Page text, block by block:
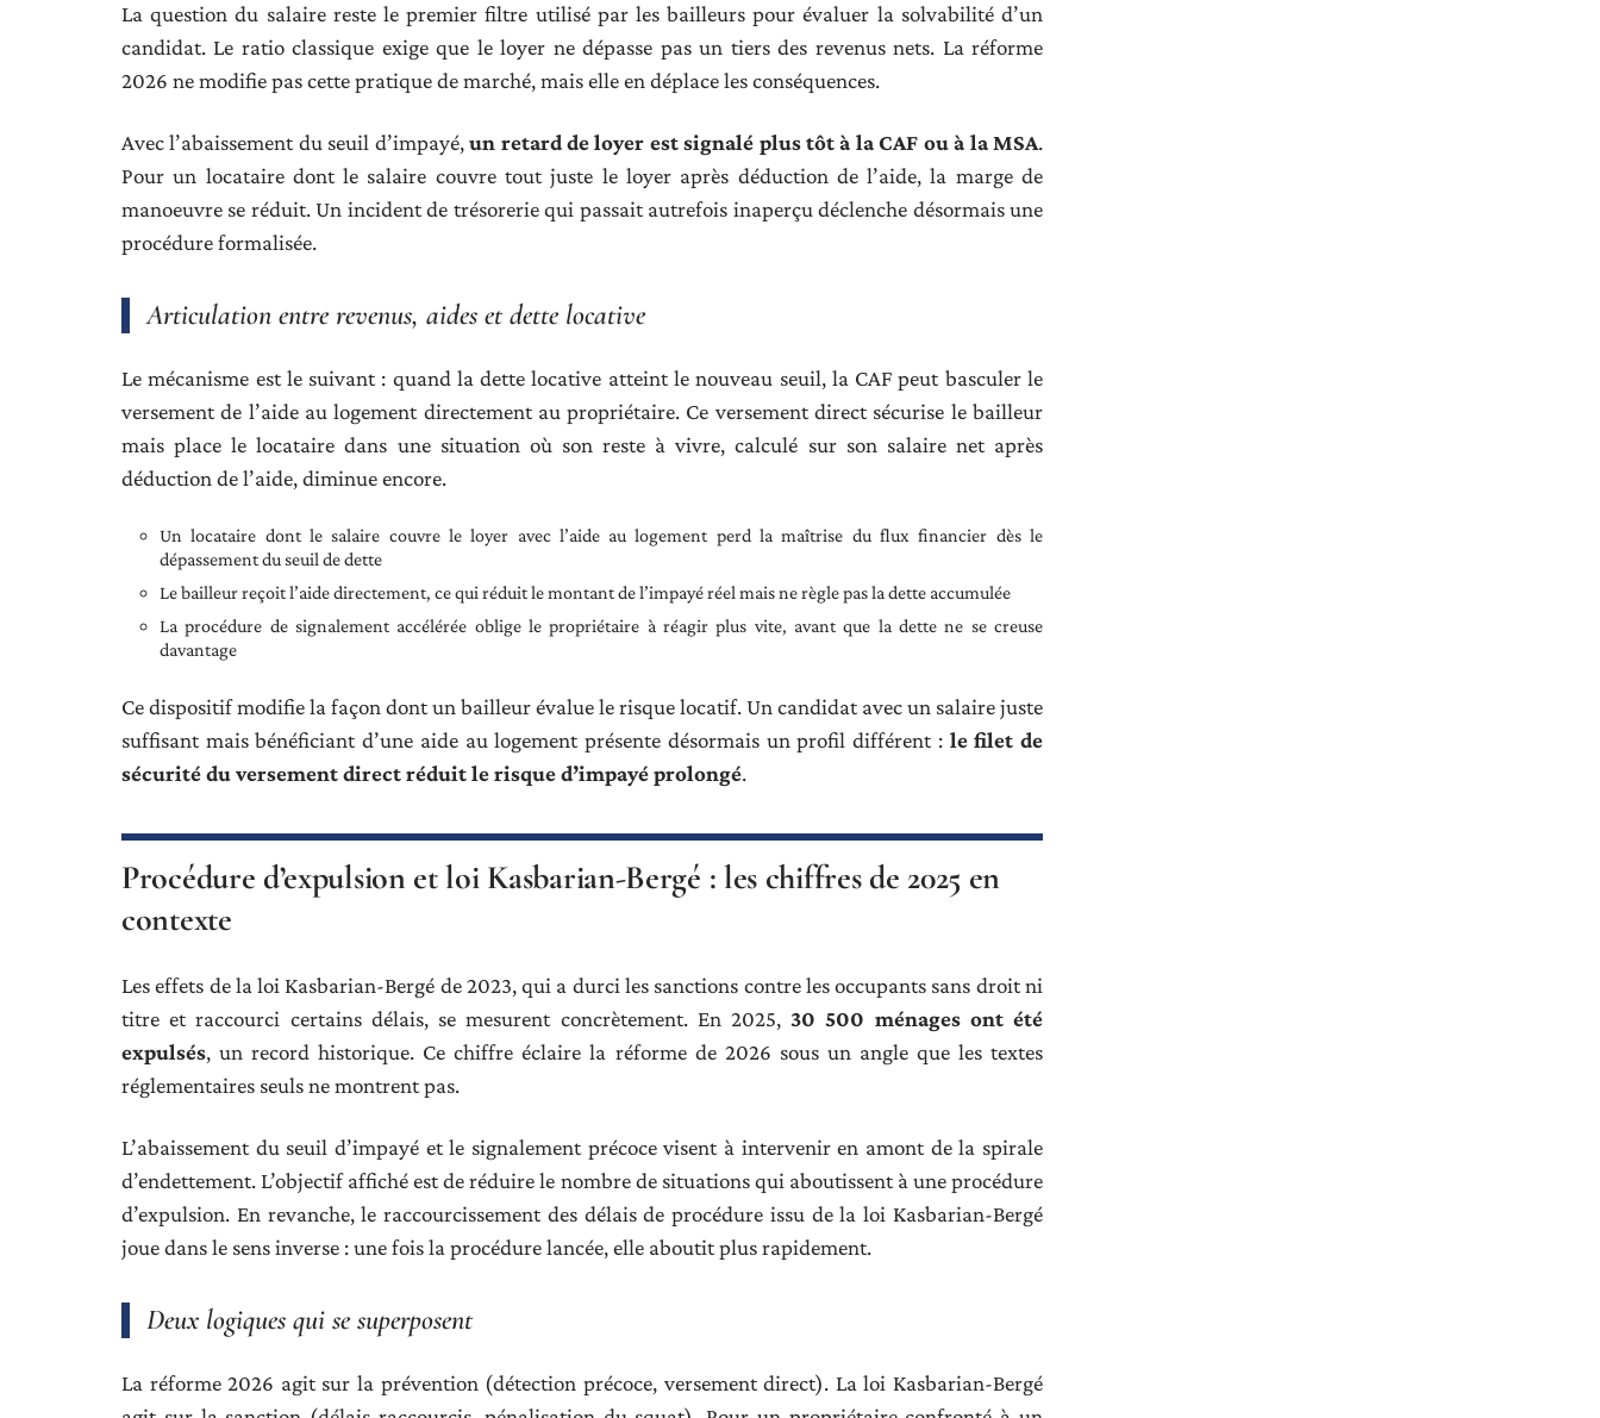
La question du salaire reste le premier filtre utilisé par les bailleurs pour évaluer la solvabilité d’un
candidat. Le ratio classique exige que le loyer ne dépasse pas un tiers des revenus nets. La réforme
2026 ne modifie pas cette pratique de marché, mais elle en déplace les conséquences.
Avec l’abaissement du seuil d’impayé,un retard de loyer est signalé plus tôt à la CAF ou à la MSA.
Pour un locataire dont le salaire couvre tout juste le loyer après déduction de l’aide, la marge de
manoeuvre se réduit. Un incident de trésorerie qui passait autrefois inaperçu déclenche désormais une
procédure formalisée.
Articulation entre revenus, aides et dette locative
Le mécanisme est le suivant : quand la dette locative atteint le nouveau seuil, la CAF peut basculer le
versement de l’aide au logement directement au propriétaire. Ce versement direct sécurise le bailleur
mais place le locataire dans une situation où son reste à vivre, calculé sur son salaire net après
déduction de l’aide, diminue encore.
Un locataire dont le salaire couvre le loyer avec l’aide au logement perd la maîtrise du flux financier dès le
dépassement du seuil de dette
Le bailleur reçoit l’aide directement, ce qui réduit le montant de l’impayé réel mais ne règle pas la dette accumulée
La procédure de signalement accélérée oblige le propriétaire à réagir plus vite, avant que la dette ne se creuse
davantage
Ce dispositif modifie la façon dont un bailleur évalue le risque locatif. Un candidat avec un salaire juste
suffisant mais bénéficiant d’une aide au logement présente désormais un profil différent : le filet de
sécurité du versement direct réduit le risque d’impayé prolongé.
Procédure d’expulsion et loi Kasbarian-Bergé : les chiffres de 2025 en
contexte
Les effets de la loi Kasbarian-Bergé de 2023, qui a durci les sanctions contre les occupants sans droit ni
titre et raccourci certains délais, se mesurent concrètement. En 2025,30 500 ménages ont été
expulsés, un record historique. Ce chiffre éclaire la réforme de 2026 sous un angle que les textes
réglementaires seuls ne montrent pas.
L’abaissement du seuil d’impayé et le signalement précoce visent à intervenir en amont de la spirale
d’endettement. L’objectif affiché est de réduire le nombre de situations qui aboutissent à une procédure
d’expulsion. En revanche, le raccourcissement des délais de procédure issu de la loi Kasbarian-Bergé
joue dans le sens inverse : une fois la procédure lancée, elle aboutit plus rapidement.
Deux logiques qui se superposent
La réforme 2026 agit sur la prévention (détection précoce, versement direct). La loi Kasbarian-Bergé